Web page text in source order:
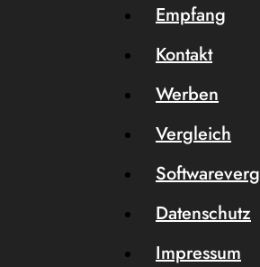
Empfang
Kontakt
Werben
Vergleich
Datenschutz
Impressum